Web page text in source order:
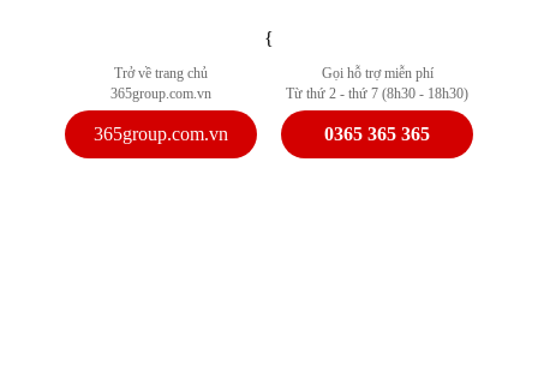
{
Trở về trang chủ
365group.com.vn
365group.com.vn
Gọi hỗ trợ miễn phí
Từ thứ 2 - thứ 7 (8h30 - 18h30)
0365 365 365